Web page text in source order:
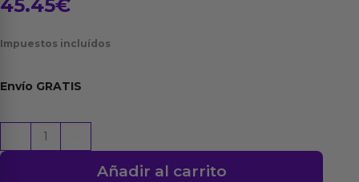
45.45€
Impuestos incluídos
Envío GRATIS
Anal
Añadir al carrito